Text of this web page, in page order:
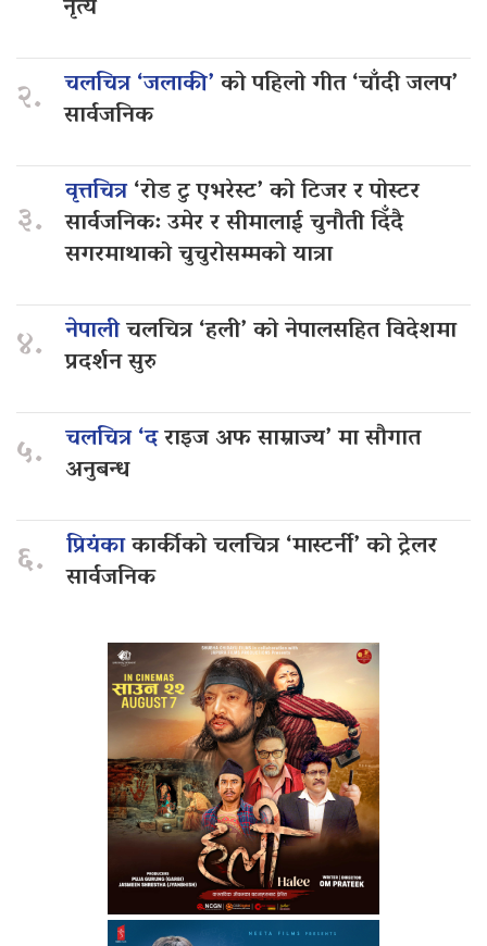
२. चलचित्र ‘जलाकी’को पहिलो गीत ‘चाँदी जलप’
सार्वजनिक
३.
वृत्तचित्र‘रोड टु एभरेस्ट’ को टिजर र पोस्टर
सार्वजनिक: उमेर र सीमालाई चुनौती दिँदै
सगरमाथाको चुचुरोसम्मको यात्रा
४. नेपालीचलचित्र ‘हली’ को नेपालसहित विदेशमा
प्रदर्शन सुरु
५. चलचित्र ‘दराइज अफ साम्राज्य’ मा सौगात
अनुबन्ध
६. प्रियंकाकार्कीको चलचित्र ‘मास्टर्नी’ को ट्रेलर
सार्वजनिक